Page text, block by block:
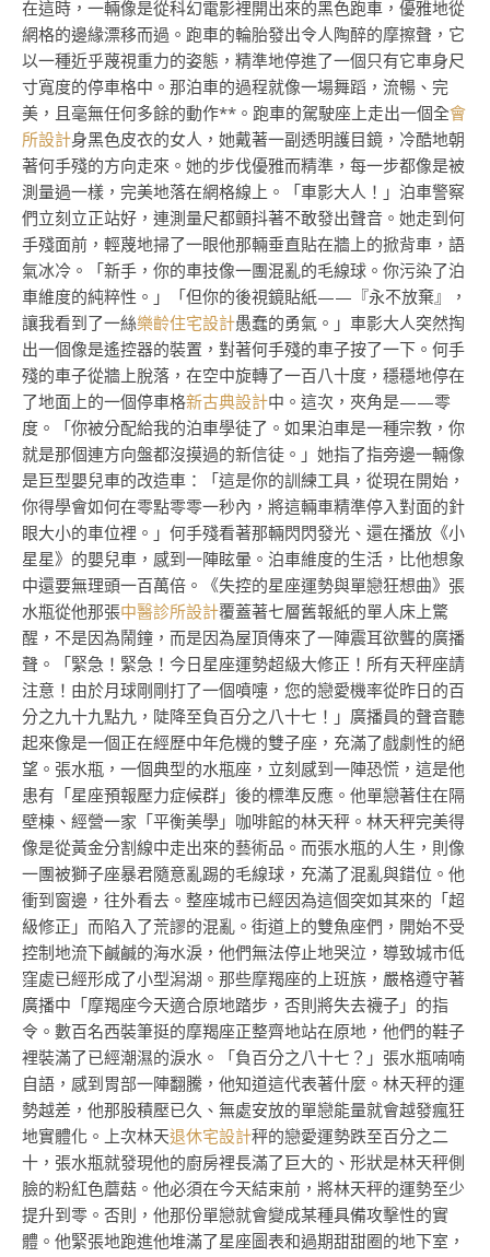
在這時，一輛像是從科幻電影裡開出來的黑色跑車，優雅地從
網格的邊緣漂移而過。跑車的輪胎發出令人陶醉的摩擦聲，它
以一種近乎蔑視重力的姿態，精準地停進了一個只有它車身尺
寸寬度的停車格中。那泊車的過程就像一場舞蹈，流暢、完
美，且毫無任何多餘的動作**。跑車的駕駛座上走出一個全會
所設計身黑色皮衣的女人，她戴著一副透明護目鏡，冷酷地朝
著何手殘的方向走來。她的步伐優雅而精準，每一步都像是被
測量過一樣，完美地落在網格線上。「車影大人！」泊車警察
們立刻立正站好，連測量尺都顫抖著不敢發出聲音。她走到何
手殘面前，輕蔑地掃了一眼他那輛垂直貼在牆上的掀背車，語
氣冰冷。「新手，你的車技像一團混亂的毛線球。你污染了泊
車維度的純粹性。」「但你的後視鏡貼紙——『永不放棄』，
讓我看到了一絲樂齡住宅設計愚蠢的勇氣。」車影大人突然掏
出一個像是遙控器的裝置，對著何手殘的車子按了一下。何手
殘的車子從牆上脫落，在空中旋轉了一百八十度，穩穩地停在
了地面上的一個停車格新古典設計中。這次，夾角是——零
度。「你被分配給我的泊車學徒了。如果泊車是一種宗教，你
就是那個連方向盤都沒摸過的新信徒。」她指了指旁邊一輛像
是巨型嬰兒車的改造車：「這是你的訓練工具，從現在開始，
你得學會如何在零點零零一秒內，將這輛車精準停入對面的針
眼大小的車位裡。」何手殘看著那輛閃閃發光、還在播放《小
星星》的嬰兒車，感到一陣眩暈。泊車維度的生活，比他想象
中還要無理頭一百萬倍。《失控的星座運勢與單戀狂想曲》張
水瓶從他那張中醫診所設計覆蓋著七層舊報紙的單人床上驚
醒，不是因為鬧鐘，而是因為屋頂傳來了一陣震耳欲聾的廣播
聲。「緊急！緊急！今日星座運勢超級大修正！所有天秤座請
注意！由於月球剛剛打了一個噴嚏，您的戀愛機率從昨日的百
分之九十九點九，陡降至負百分之八十七！」廣播員的聲音聽
起來像是一個正在經歷中年危機的雙子座，充滿了戲劇性的絕
望。張水瓶，一個典型的水瓶座，立刻感到一陣恐慌，這是他
患有「星座預報壓力症候群」後的標準反應。他單戀著住在隔
壁棟、經營一家「平衡美學」咖啡館的林天秤。林天秤完美得
像是從黃金分割線中走出來的藝術品。而張水瓶的人生，則像
一團被獅子座暴君隨意亂踢的毛線球，充滿了混亂與錯位。他
衝到窗邊，往外看去。整座城市已經因為這個突如其來的「超
級修正」而陷入了荒謬的混亂。街道上的雙魚座們，開始不受
控制地流下鹹鹹的海水淚，他們無法停止地哭泣，導致城市低
窪處已經形成了小型潟湖。那些摩羯座的上班族，嚴格遵守著
廣播中「摩羯座今天適合原地踏步，否則將失去襪子」的指
令。數百名西裝筆挺的摩羯座正整齊地站在原地，他們的鞋子
裡裝滿了已經潮濕的淚水。「負百分之八十七？」張水瓶喃喃
自語，感到胃部一陣翻騰，他知道這代表著什麼。林天秤的運
勢越差，他那股積壓已久、無處安放的單戀能量就會越發瘋狂
地實體化。上次林天退休宅設計秤的戀愛運勢跌至百分之二
十，張水瓶就發現他的廚房裡長滿了巨大的、形狀是林天秤側
臉的粉紅色蘑菇。他必須在今天結束前，將林天秤的運勢至少
提升到零。否則，他那份單戀就會變成某種具備攻擊性的實
體。他緊張地跑進他堆滿了星座圖表和過期甜甜圈的地下室，